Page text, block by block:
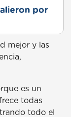
por
mejor y las
es un
todas
todo el